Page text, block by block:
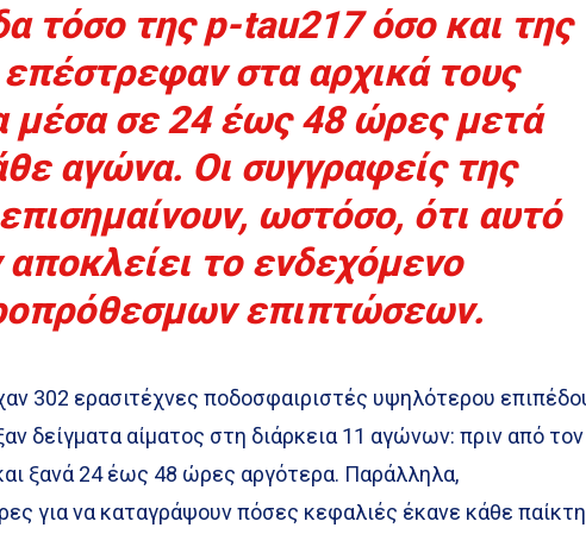
τόσο της p-tau217 όσο και της
στα αρχικά τους
μέσα σε 24 έως 48 ώρες μετά
αγώνα. Οι συγγραφείς της
ωστόσο, ότι αυτό
αποκλείει το ενδεχόμενο
επιπτώσεων.
302 ερασιτέχνες ποδοσφαιριστές υψηλότερου
δείγματα αίματος στη διάρκεια 11 αγώνων: πριν από τον
ξανά 24 έως 48 ώρες αργότερα. Παράλληλα,
για να καταγράψουν πόσες κεφαλιές έκανε κάθε